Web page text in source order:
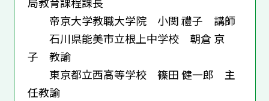
帝京大学教職大学院 小関 禮子 講師
石川県能美市立根上中学校 朝倉 京
子 教諭
東京都立西高等学校 篠田 健一郎 主
任教諭